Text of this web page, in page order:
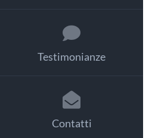
Testimonianze
Contatti